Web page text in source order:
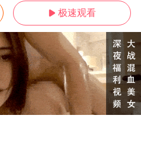
 极速观看